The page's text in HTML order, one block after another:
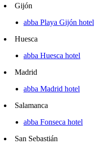
Gijón
abba Playa Gijón hotel
Huesca
abba Huesca hotel
Madrid
abba Madrid hotel
Salamanca
abba Fonseca hotel
San Sebastián